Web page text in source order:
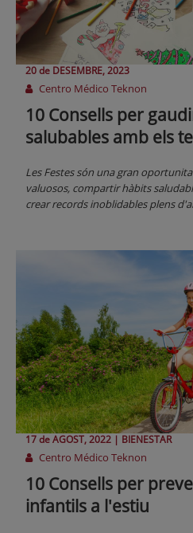
20 de DESEMBRE, 2023
Centro Médico Teknon
10 Consells per
salubables amb els
Les Festes són una gran
valuosos, compartir hàbits
crear records inoblidables plens
17 deAGOST, 2022 | BIENESTAR
Centro Médico Teknon
10 Consells per
infantils a l'estiu